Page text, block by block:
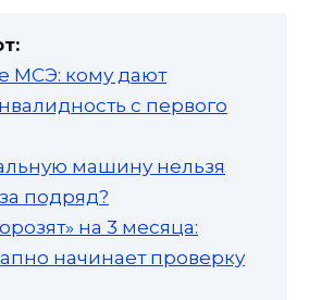
МСЭ: кому дают
с первого
машину нельзя
подряд?
на 3 месяца:
начинает проверку